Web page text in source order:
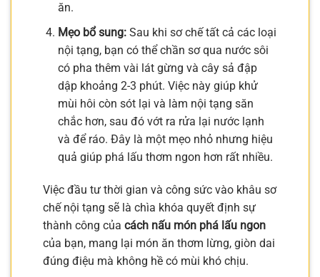
ăn.
Mẹo bổ sung:Sau khi sơ chế tất cả các loại
nội tạng, bạn có thể chần sơ qua nước sôi
có pha thêm vài lát gừng và cây sả đập
dập khoảng 2-3 phút. Việc này giúp khử
mùi hôi còn sót lại và làm nội tạng săn
chắc hơn, sau đó vớt ra rửa lại nước lạnh
và để ráo. Đây là một mẹo nhỏ nhưng hiệu
quả giúp phá lấu thơm ngon hơn rất nhiều.
Việc đầu tư thời gian và công sức vào khâu sơ
chế nội tạng sẽ là chìa khóa quyết định sự
thành công của cách nấu món phá lấu ngon
của bạn, mang lại món ăn thơm lừng, giòn dai
đúng điệu mà không hề có mùi khó chịu.